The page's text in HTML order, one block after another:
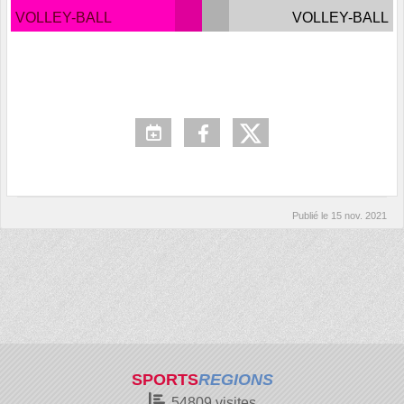
VOLLEY-BALL
VOLLEY-BALL
Publié le 15 nov. 2021
SPORTSREGIONS